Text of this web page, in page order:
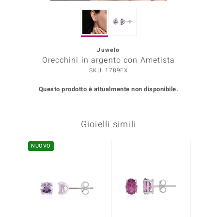
SELECTION
Juwelo
Orecchini in argento con Ametista
SKU: 1789FX
Questo prodotto è attualmente non disponibile.
Gioielli simili
NUOVO